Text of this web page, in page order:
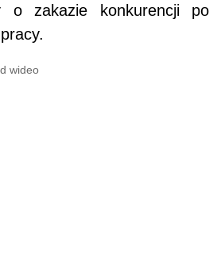
o zakazie konkurencji po
wideo